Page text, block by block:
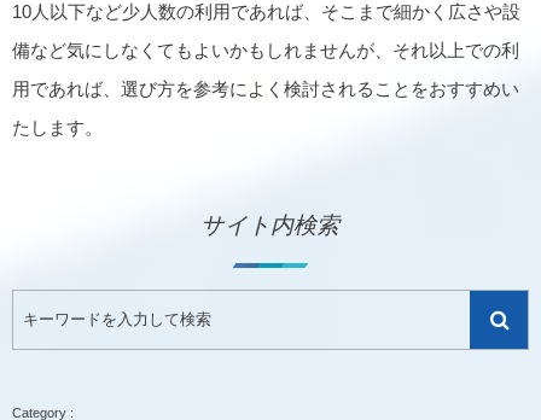
10人以下など少人数の利用であれば、そこまで細かく広さや設
備など気にしなくてもよいかもしれませんが、それ以上での利
用であれば、選び方を参考によく検討されることをおすすめい
たします。
サイト内検索